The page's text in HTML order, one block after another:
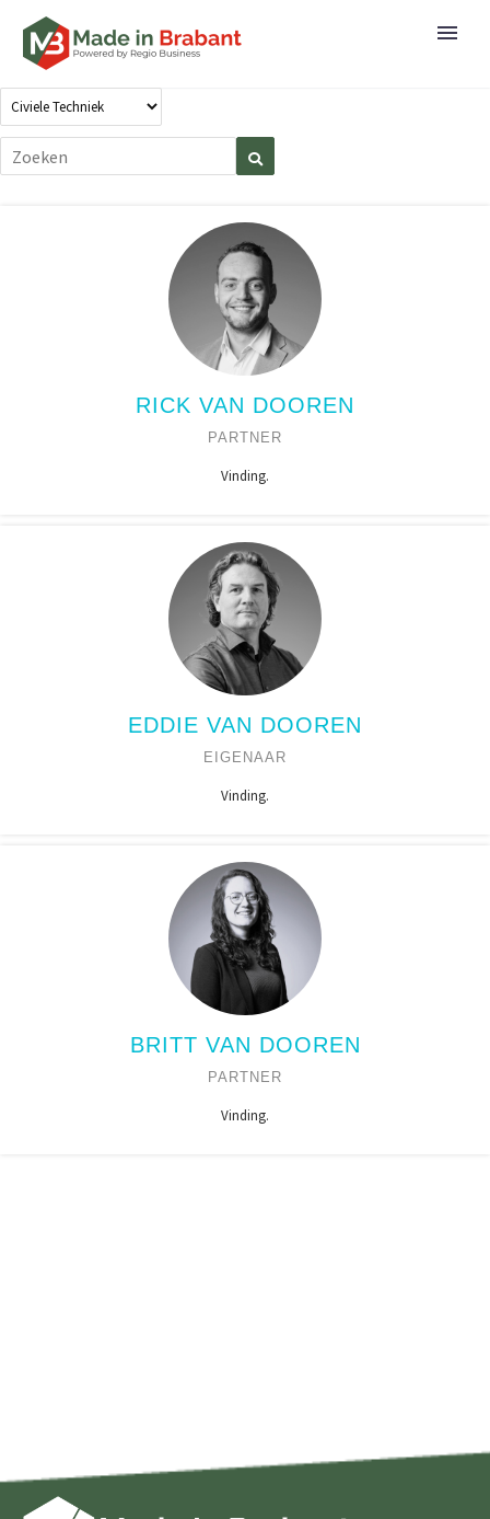
RICK VAN DOOREN
PARTNER
Vinding.
EDDIE VAN DOOREN
EIGENAAR
Vinding.
BRITT VAN DOOREN
PARTNER
Vinding.